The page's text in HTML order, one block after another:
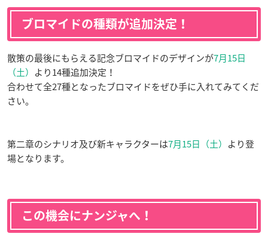
ブロマイドの種類が追加決定！
散策の最後にもらえる記念ブロマイドのデザインが7月15日
（土） より14種追加決定！
合わせて全27種となったブロマイドをぜひ手に入れてみてくだ
さい。
第二章のシナリオ及び新キャラクターは7月15日（土） より登
場となります。
この機会にナンジャへ！